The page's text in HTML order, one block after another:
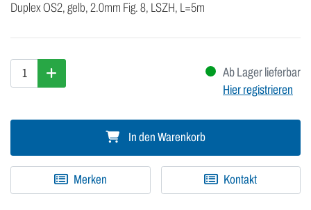
Duplex OS2, gelb, 2.0mm Fig. 8, LSZH, L=5m
Ab Lager lieferbar
Hier registrieren
In den Warenkorb
Merken Kontakt